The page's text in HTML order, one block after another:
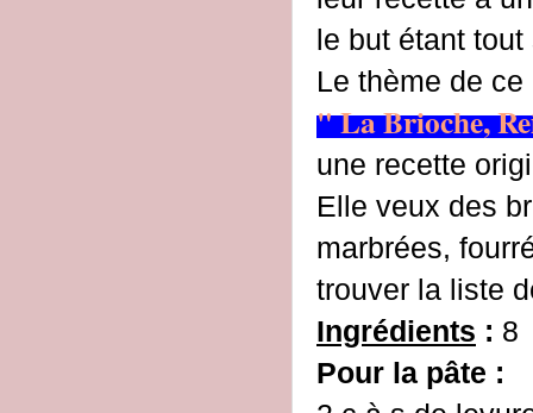
le but étant
Le thème de
" La Brioche,
une recette
Elle veux des
marbrées,
trouver la liste
Ingrédients : 8
Pour la pâte :